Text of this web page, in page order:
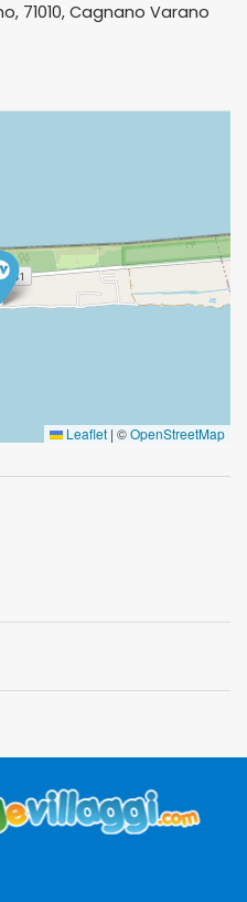
71010, Cagnano Varano
Leaflet | ©OpenStreetMap